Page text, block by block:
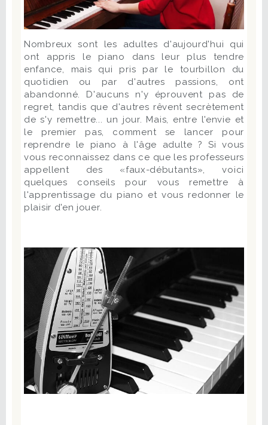
Nombreux sont les adultes d'aujourd'hui qui
ont appris le piano dans leur plus tendre
enfance, mais qui pris par le tourbillon du
quotidien ou par d'autres passions, ont
abandonné. D'aucuns n'y éprouvent pas de
regret, tandis que d'autres rêvent secrètement
de s'y remettre... un jour. Mais, entre l'envie et
le premier pas, comment se lancer pour
reprendre le piano à l'âge adulte ? Si vous
vous reconnaissez dans ce que les professeurs
appellent des «faux-débutants», voici
quelques conseils pour vous remettre à
l'apprentissage du piano et vous redonner le
plaisir d'en jouer.